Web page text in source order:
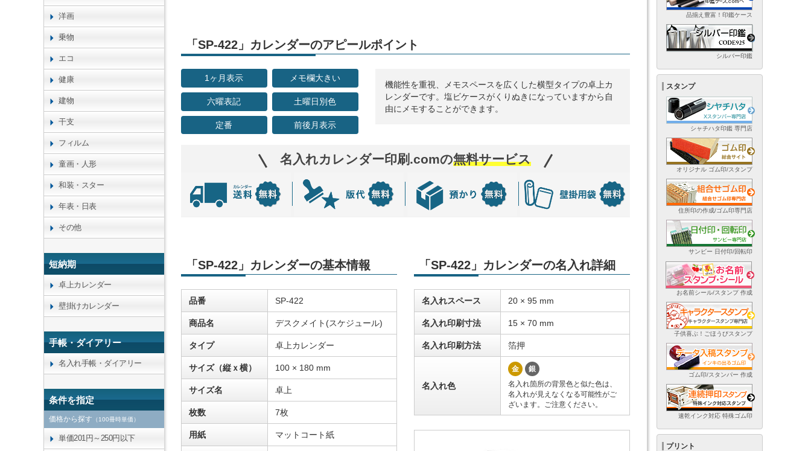
「SP-422」カレンダーのアピールポイント
1ヶ月表示 メモ欄大きい
六曜表記 土曜日別色
定番 前後月表示
機能性を重視、メモスペースを広くした横型タイプの卓上カ
レンダーです。塩ビケースがくりぬきになっていますから自
由にメモすることができます。
名入れカレンダー印刷.comの無料サービス
「SP-422」カレンダーの基本情報
品番 SP-422
商品名 デスクメイト(スケジュール)
タイプ 卓上カレンダー
サイズ（縦ｘ横） 100 × 180 mm
サイズ名 卓上
枚数 7枚
用紙 マットコート紙
「SP-422」カレンダーの名入れ詳細
名入れスペース 20 × 95 mm
名入れ印刷寸法 15 × 70 mm
名入れ印刷方法 箔押
名入れ色
金
銀
名入れ箇所の背景色と似た色は、
名入れが見えなくなる可能性がご
ざいます。ご注意ください。
洋画
乗物
エコ
健康
建物
干支
フィルム
童画・人形
和装・スター
年表・日表
その他
短納期
卓上カレンダー
壁掛けカレンダー
手帳・ダイアリー
名入れ手帳・ダイアリー
条件を指定
価格から探す （100冊時単価）
単価201円～250円以下
品揃え豊富！印鑑ケース
シルバー印鑑
スタンプ
シャチハタ印鑑 専門店
オリジナル ゴム印/スタンプ
住所印の作成/ゴム印専門店
サンビー 日付印/回転印
お名前シール/スタンプ 作成
子供喜ぶ！ごほうびスタンプ
ゴム印/スタンパー 作成
速乾インク対応 特殊ゴム印
プリント